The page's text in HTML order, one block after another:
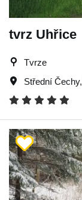
tvrz Uhřice
Tvrze
Střední Čechy,